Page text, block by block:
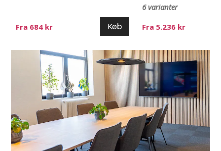
Fra 684 kr Køb
6 varianter
Fra 5.236 kr